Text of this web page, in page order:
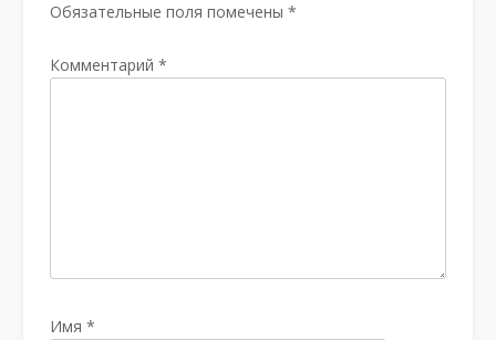
Обязательные поля помечены *
Комментарий *
Имя *